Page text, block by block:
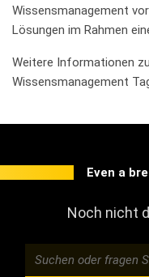
Wissensmanagement
Lösungen im Rahmen
Weitere Informationen
Wissensmanagement
Even a
Noch nicht